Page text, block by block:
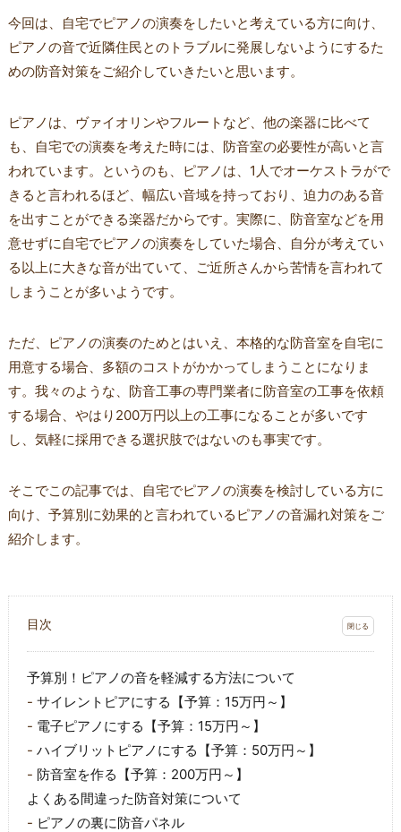
今回は、自宅でピアノの演奏をしたいと考えている方に向け、
ピアノの音で近隣住民とのトラブルに発展しないようにするた
めの防音対策をご紹介していきたいと思います。
ピアノは、ヴァイオリンやフルートなど、他の楽器に比べて
も、自宅での演奏を考えた時には、防音室の必要性が高いと言
われています。というのも、ピアノは、1人でオーケストラがで
きると言われるほど、幅広い音域を持っており、迫力のある音
を出すことができる楽器だからです。実際に、防音室などを用
意せずに自宅でピアノの演奏をしていた場合、自分が考えてい
る以上に大きな音が出ていて、ご近所さんから苦情を言われて
しまうことが多いようです。
ただ、ピアノの演奏のためとはいえ、本格的な防音室を自宅に
用意する場合、多額のコストがかかってしまうことになりま
す。我々のような、防音工事の専門業者に防音室の工事を依頼
する場合、やはり200万円以上の工事になることが多いです
し、気軽に採用できる選択肢ではないのも事実です。
そこでこの記事では、自宅でピアノの演奏を検討している方に
向け、予算別に効果的と言われているピアノの音漏れ対策をご
紹介します。
目次
予算別！ピアノの音を軽減する方法について
サイレントピアにする【予算：15万円～】
電子ピアノにする【予算：15万円～】
ハイブリットピアノにする【予算：50万円～】
防音室を作る【予算：200万円～】
よくある間違った防音対策について
ピアノの裏に防音パネル